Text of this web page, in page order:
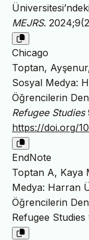
MEJRS.
Chicago
Toptan,
Sosyal Medya:
Öğrencilerin
Refugee Studies
https://doi.org/
EndNote
Toptan A, Kaya
Medya: Harran
Öğrencilerin
Refugee Studies